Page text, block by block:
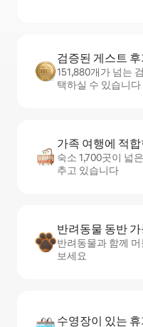
검증된 게스트 후
151,880개가 넘는
택하실 수 있습니다
가족 여행에 적
숙소 1,700곳이 넓
추고 있습니다
반려동물 동반
반려동물과 함께
보세요
수영장이 있는